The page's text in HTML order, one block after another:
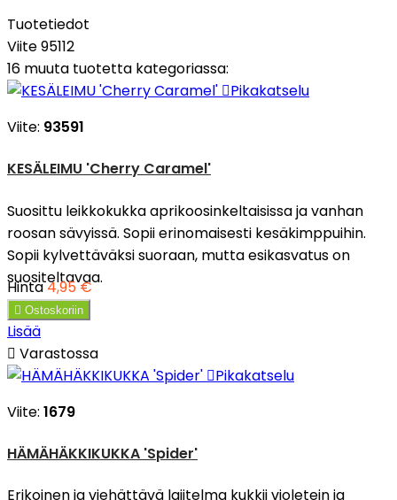
Tuotetiedot
Viite95112
16 muuta tuotetta kategoriassa:
Pikakatselu
Viite: 93591
KESÄLEIMU 'Cherry Caramel'
Suosittu leikkokukka aprikoosinkeltaisissa ja vanhan
roosan sävyissä. Sopii erinomaisesti kesäkimppuihin.
Sopii kylvettäväksi suoraan, mutta esikasvatus on
suositeltavaa.
Hinta 4,95 €
 Ostoskoriin
Lisää
 Varastossa
Pikakatselu
Viite: 1679
HÄMÄHÄKKIKUKKA 'Spider'
Erikoinen ja viehättävä lajitelma kukkii violetein ja